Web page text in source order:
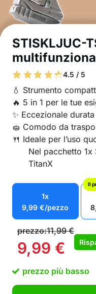
STISKLJUC-
4.5 / 5
💧 Strumento
🔥 5 in 1 per le tue
✨ Eccezionale
🧽 Comodo da
🍴 Ideale per l’uso
Nel pacchetto
TitanX
1x
9,99€/pezzo
Il
prezzo:11,99€
9,99 €
prezzo più basso